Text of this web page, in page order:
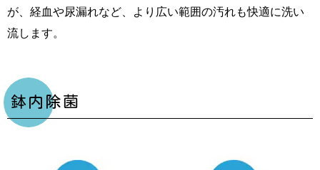
が、経血や尿漏れなど、より広い範囲の汚れも快適に洗い
流します。
鉢内除菌